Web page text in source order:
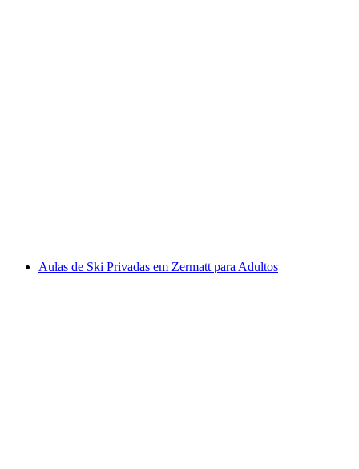
Aulas de Ski Privadas em Zermatt para Adultos